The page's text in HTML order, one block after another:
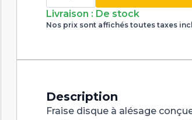
3
Tailles
à
DIN
Livraison : De stock
Nos prix sont affichés toutes taxes
Description
Fraise disque à alésage